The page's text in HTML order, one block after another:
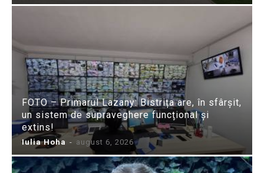
FOTO – Primarul Lazany: Bistrița are, în sfârșit,
un sistem de supraveghere funcțional și
extins!
Iulia Hoha - august 6, 2026